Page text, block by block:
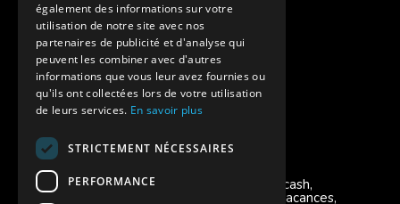
Charte de confidentialité
Vacances Adaptées Adulte Supernova
Modes de règlement acceptés
Chèque, Virement, Espèces, Mandats cash,
Bons CAF, Conseil général, Chèques vacances,
également des informations sur votre
utilisation de notre site avec nos
partenaires de publicité et d'analyse qui
peuvent les combiner avec d'autres
informations que vous leur avez fournies ou
qu'ils ont collectées lors de votre utilisation
de leurs services. En savoir plus
STRICTEMENT NÉCESSAIRES
PERFORMANCE